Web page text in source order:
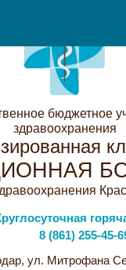
бюджетное
здравоохранения
8 (861) 255-45-
ул. Митрофана